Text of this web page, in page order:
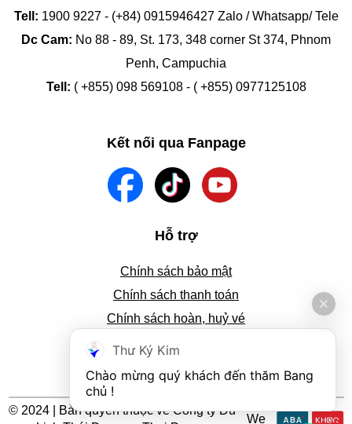
Tell: 1900 9227 - (+84) 0915946427 Zalo / Whatsapp/ Tele
Dc Cam: No 88 - 89, St. 173, 348 corner St 374, Phnom
Penh, Campuchia
Tell: ( +855) 098 569108 - ( +855) 0977125108
Kết nối qua Fanpage
Hỗ trợ
Chính sách bảo mật
Chính sách thanh toán
Chính sách hoàn, huỷ vé
Tra cứu thông tin đặt vé
© 2024 | Bản quyền thuộc về Công ty Du
We
Thư Ký Kim
Chào mừng quý khách đến thăm Bang
chủ !